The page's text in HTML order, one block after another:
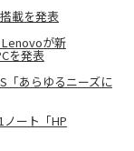
載を発表
が新
を発表
「あらゆるニーズに
ート「HP